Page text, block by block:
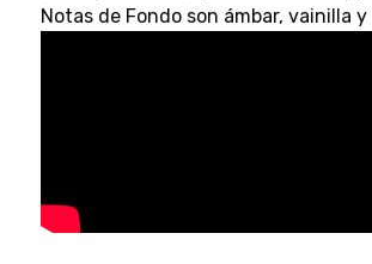
Notas de Fondo son ámbar, vainilla